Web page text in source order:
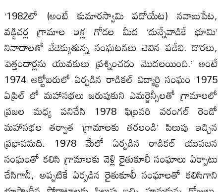
‘1982లో (అంటే కుమారస్వామి పదోయేట) నవాబుపేట,
వడ్డిచర్ల గ్రామాల ఇళ్ల గోడల మీద ‘దున్నేవాడికే భూమి’
నినాదాలతో వేడెక్కుతున్న సంఘటనలు చెవిన పడేవి. దొరలు,
పెత్తందార్లను యువకులు ప్రశ్నించడం మొదలయింది.’ అంటే
1974 అక్టోబరులో ఏర్పడిన రాడికల్ విద్యార్థి సంఘం 1975
ఏప్రిల్ లో మహాసభలు జరుపుకుని ఎమర్జెన్సీలతో గ్రామాలలో
ప్రజల మధ్య పనిచేసి 1978 ఫిబ్రవరి వరంగల్ రెండో
మహాసభల తర్వాత ‘గ్రామాలకు తరలండి’ పిలుపు ఇచ్చిన
ప్రభావమది. 1978 మేలో ఏర్పడిన రాడికల్ యువజన
సంఘంతో కలిసి గ్రామాలకు వెళ్లి రైతుకూలీ సంఘాలు ఏర్పాటు
చేసిగానీ, అప్పటికే ఏర్పడిన రైతుకూలీ సంఘాలతో కలిసిగాని